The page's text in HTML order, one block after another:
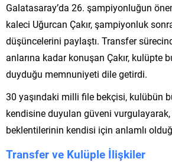
Galatasaray’da 26. şampiyonluğun
kaleci Uğurcan Çakır, şampiyonluk
düşüncelerini paylaştı. Transfer
anlarına kadar konuşan Çakır, kulüpte
duyduğu memnuniyeti dile getirdi.
30 yaşındaki milli file bekçisi, kulübün
kendisine duyulan güveni
beklentilerinin kendisi için anlamlı
Transfer ve Kulüple İlişkiler